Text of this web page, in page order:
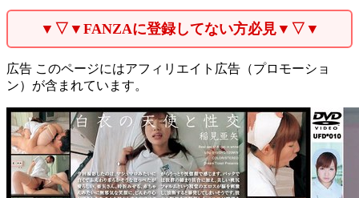
▼▽▼FANZAに登録してない方必見▼▽▼
広告 このページにはアフィリエイト広告（プロモーショ
ン）が含まれています。